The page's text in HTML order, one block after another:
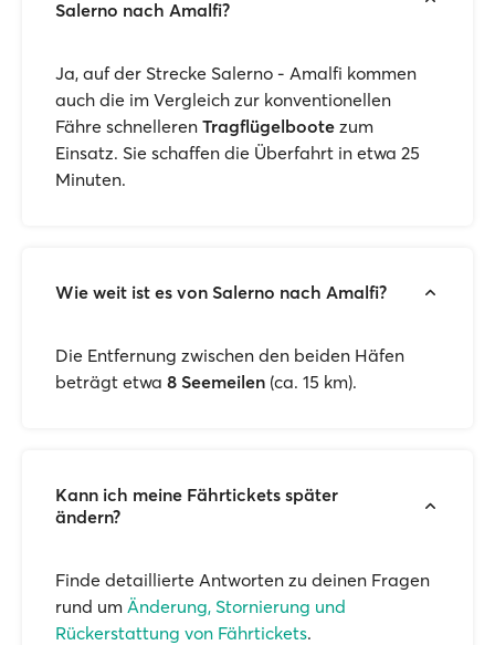
Salerno nach Amalfi?
Ja, auf der Strecke Salerno - Amalfi kommen
auch die im Vergleich zur konventionellen
Fähre schnelleren Tragflügelboote zum
Einsatz. Sie schaffen die Überfahrt in etwa 25
Minuten.
Wie weit ist es von Salerno nach Amalfi?
Die Entfernung zwischen den beiden Häfen
beträgt etwa 8 Seemeilen (ca. 15 km).
Kann ich meine Fährtickets später
ändern?
Finde detaillierte Antworten zu deinen Fragen
rund um Änderung, Stornierung und
Rückerstattung von Fährtickets.